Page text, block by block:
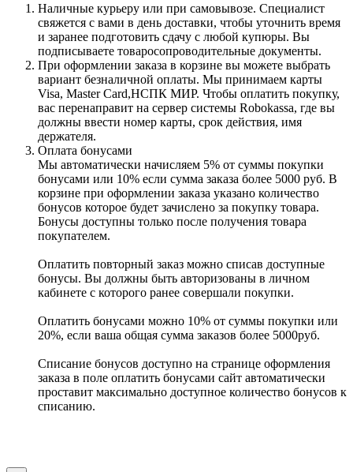
Наличные курьеру или при самовывозе. Специалист
свяжется с вами в день доставки, чтобы уточнить время
и заранее подготовить сдачу с любой купюры. Вы
подписываете товаросопроводительные документы.
При оформлении заказа в корзине вы можете выбрать
вариант безналичной оплаты. Мы принимаем карты
Visa, Master Card,НСПК МИР. Чтобы оплатить покупку,
вас перенаправит на сервер системы Robokassa, где вы
должны ввести номер карты, срок действия, имя
держателя.
Оплата бонусами
Мы автоматически начисляем 5% от суммы покупки
бонусами или 10% если сумма заказа более 5000 руб. В
корзине при оформлении заказа указано количество
бонусов которое будет зачислено за покупку товара.
Бонусы доступны только после получения товара
покупателем.
Оплатить повторный заказ можно списав доступные
бонусы. Вы должны быть авторизованы в личном
кабинете с которого ранее совершали покупки.
Оплатить бонусами можно 10% от суммы покупки или
20%, если ваша общая сумма заказов более 5000руб.
Списание бонусов доступно на странице оформления
заказа в поле оплатить бонусами сайт автоматически
проставит максимально доступное количество бонусов к
списанию.